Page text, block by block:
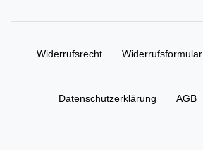
Widerrufs­recht Widerrufs­formular
Daten­schutz­erklärung AGB